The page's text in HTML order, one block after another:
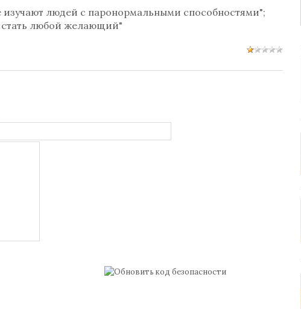
людей с паронормальными способностями";
стать любой желающий"